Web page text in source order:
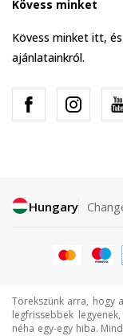
Kövess minket
Kövess minket itt,
ajánlatainkról.
Hungary
Törekszünk arra, hogy
legfrissebbek
néha egy-egy hiba.